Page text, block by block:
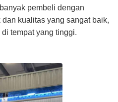
pembeli dengan
kualitas yang sangat baik,
tempat yang tinggi.